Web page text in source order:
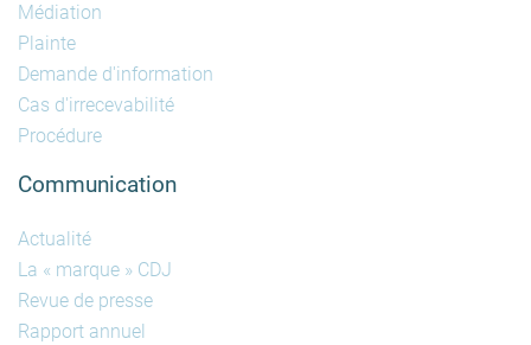
Médiation
Plainte
Demande d'information
Cas d'irrecevabilité
Procédure
Communication
Actualité
La « marque » CDJ
Revue de presse
Rapport annuel